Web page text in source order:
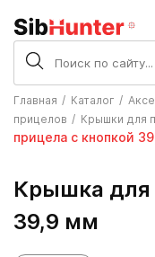
Главная Каталог
прицелов
Крышки для
прицела с кнопкой
Крышка для
39,9 мм